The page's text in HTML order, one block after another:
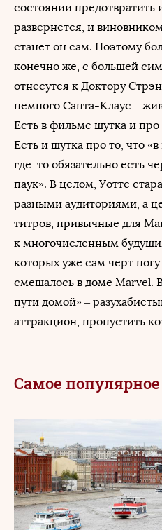
состоянии предотвратить
развернется, и
станет он сам. Поэтому
конечно же, с большей
отнесутся к Доктору
немного Санта-Клаус –
Есть в фильме шутка и
Есть и шутка про то, что
где-то обязательно есть
паук». В целом, Уоттс
разными аудиториями, а
титров, привычные для
к многочисленным
которых уже сам черт
смешалось в доме Marvel.
пути домой» –
аттракцион, пропустить
Самое популярное